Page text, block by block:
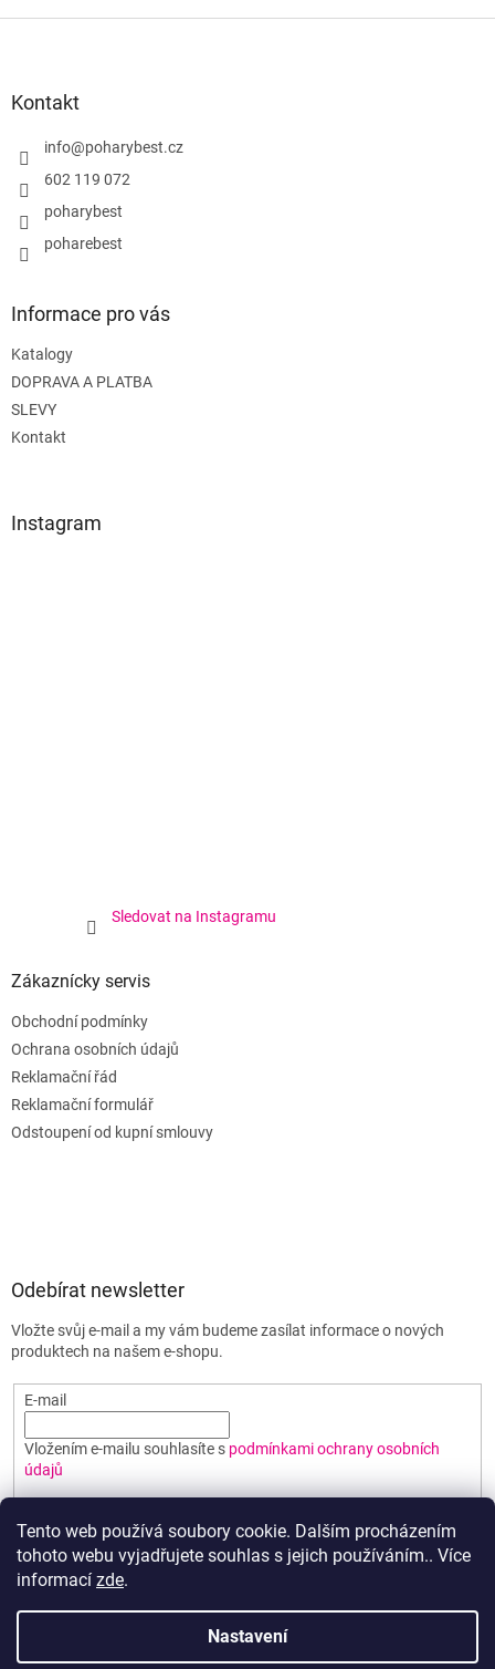
Tento web používá soubory cookie. Dalším procházením
tohoto webu vyjadřujete souhlas s jejich používáním.. Více
informací zde.
Nastavení
Kontakt
info@poharybest.cz
602 119 072
poharybest
poharebest
Informace pro vás
Katalogy
DOPRAVA A PLATBA
SLEVY
Kontakt
Instagram
Sledovat na Instagramu
Zákaznícky servis
Obchodní podmínky
Ochrana osobních údajů
Reklamační řád
Reklamační formulář
Odstoupení od kupní smlouvy
Odebírat newsletter
Vložte svůj e-mail a my vám budeme zasílat informace o nových
produktech na našem e-shopu.
E-mail
Vložením e-mailu souhlasíte s podmínkami ochrany osobních
údajů
PŘIHLÁSIT SE